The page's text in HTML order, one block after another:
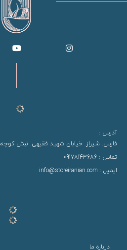
آدرس :
فارس. شیراز. خیابان شهید فقیهی. نبش کوچه 9. فروشگاه استور ایرانیان
تماس : 09178143686
ایمیل : info@storeiranian.com
درباره ما